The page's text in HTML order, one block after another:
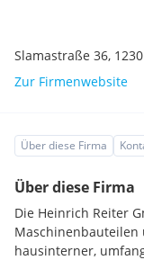
Slamastraße 36, 1230
Zur Firmenwebsite
Über diese Firma
Über diese Firma
Die Heinrich Reiter
Maschinenbauteilen
hausinterner,